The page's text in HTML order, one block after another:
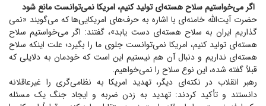
اگر می‌خواستیم سلاح هسته‌ای تولید کنیم، امریکا نمی‌توانست مانع شود
حضرت آیت‌الله خامنه‌ای با اشاره به حرف‌های امریکایی‌ها که می‌گویند «نمی
گذاریم ایران به سلاح هسته‌ای دست یابد»، گفتند: اگر می‌خواستیم سلاح
هسته‌ای تولید کنیم، امریکا نمی‌توانست جلوی ما را بگیرد؛ علت اینکه سلاح
هسته‌ای نداریم و دنبال آن هم نیستیم این است که خودمان به دلایلی که
قبلاً گفته شده، این نوع سلاح را نمی‌خواهیم.
رهبر انقلاب در نکته‌ای دیگر، تهدید امریکا به نظامی‌گری را غیرعاقلانه
دانستند و تأکید کردند: تهدید به زدن ضربه و ایجاد جنگ یک مسئله